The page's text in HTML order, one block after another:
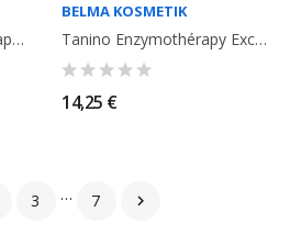
Lot TANINO Enzymothérapy Traitement Argan Oil: Shampooing, Masque, Argan Oil,...
BELMA KOSMETIK
Tanino Enzymothérapy Excellence Ampoule thermique. Belma Kosmetik
14,25 €
3 … 7 